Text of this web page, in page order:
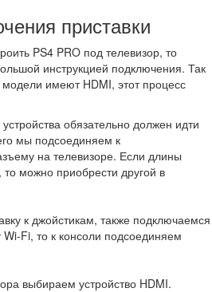
приставки
PS4 PRO под телевизор, то
инструкцией подключения. Так
имеют HDMI, этот процесс
обязательно должен идти
мы подсоединяем к
на телевизоре. Если длины
то можно приобрести другой в
к джойстикам, также подключаемся
Wi-Fi, то к консоли подсоединяем
выбираем устройство HDMI.